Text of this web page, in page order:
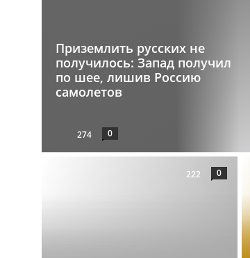
Приземлить русских не
получилось: Запад получил
по шее, лишив Россию
самолетов
274 0
222 0